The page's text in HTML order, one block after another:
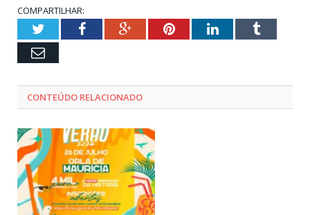
COMPARTILHAR:
TwitterFacebookGoogle+PinterestLinkedInTumblr
Email
CONTEÚDO RELACIONADO